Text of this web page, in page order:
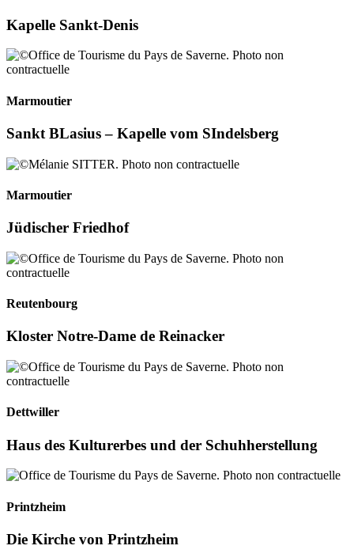
Kapelle Sankt-Denis
Marmoutier
Sankt BLasius – Kapelle vom SIndelsberg
Marmoutier
Jüdischer Friedhof
Reutenbourg
Kloster Notre-Dame de Reinacker
Dettwiller
Haus des Kulturerbes und der Schuhherstellung
Printzheim
Die Kirche von Printzheim